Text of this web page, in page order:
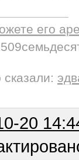
его
20